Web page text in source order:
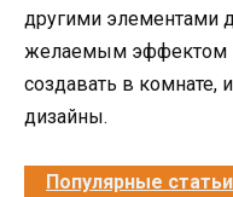
другими элементами
желаемым эффектом и
создавать в комнате,
дизайны.
Популярные статьи